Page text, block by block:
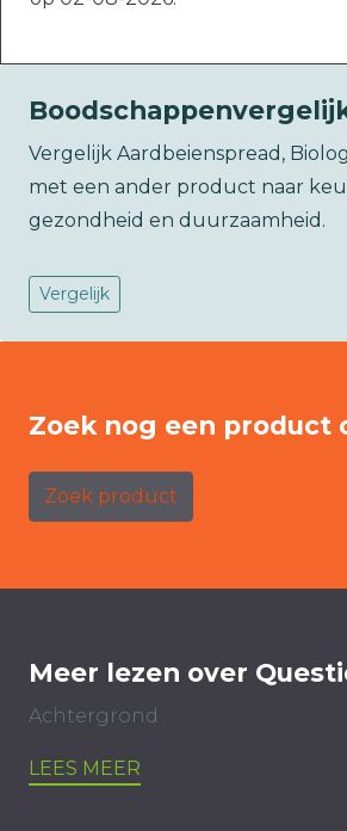
Vergelijk Aardbeienspread,
met een ander product naar
gezondheid en duurzaamheid.
Vergelijk
Zoek nog een product
Zoek product
Meer lezen over
Achtergrond
LEES MEER